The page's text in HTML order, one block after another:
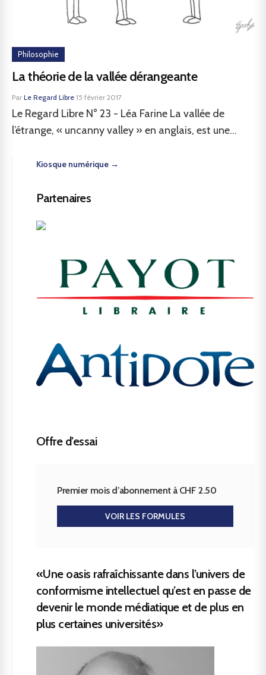
Philosophie
La théorie de la vallée dérangeante
Par Le Regard Libre·15 février 2017
Le Regard Libre N° 23 - Léa Farine La vallée de
l’étrange, « uncanny valley » en anglais, est une...
Kiosque numérique →
Partenaires
Offre d’essai
Premier mois d’abonnement à CHF 2.50
VOIR LES FORMULES
«Une oasis rafraîchissante dans l’univers de
conformisme intellectuel qu’est en passe de
devenir le monde médiatique et de plus en
plus certaines universités»